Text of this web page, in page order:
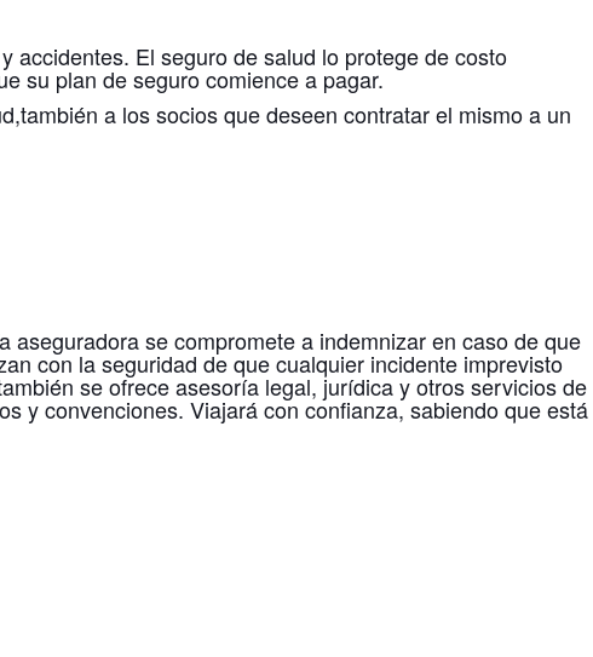
accidentes. El seguro de salud lo protege de costo
su plan de seguro comience a pagar.
a los socios que deseen contratar el mismo a un
se compromete a indemnizar en caso de que
con la seguridad de que cualquier incidente imprevisto
se ofrece asesoría legal, jurídica y otros servicios de
y convenciones. Viajará con confianza, sabiendo que está